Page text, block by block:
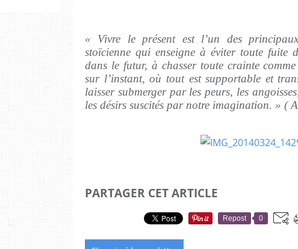
« Vivre le présent est l’un des
stoïcienne qui enseigne à éviter toute fuite
dans le futur, à chasser toute crainte
sur l’instant, où tout est supportable et
laisser submerger par les peurs, les
les désirs suscités par notre imagination. » (
PARTAGER CET ARTICLE
Repost 0